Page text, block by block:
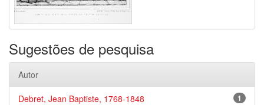
Sugestões de pesquisa
Autor
1
Debret, Jean Baptiste, 1768-1848